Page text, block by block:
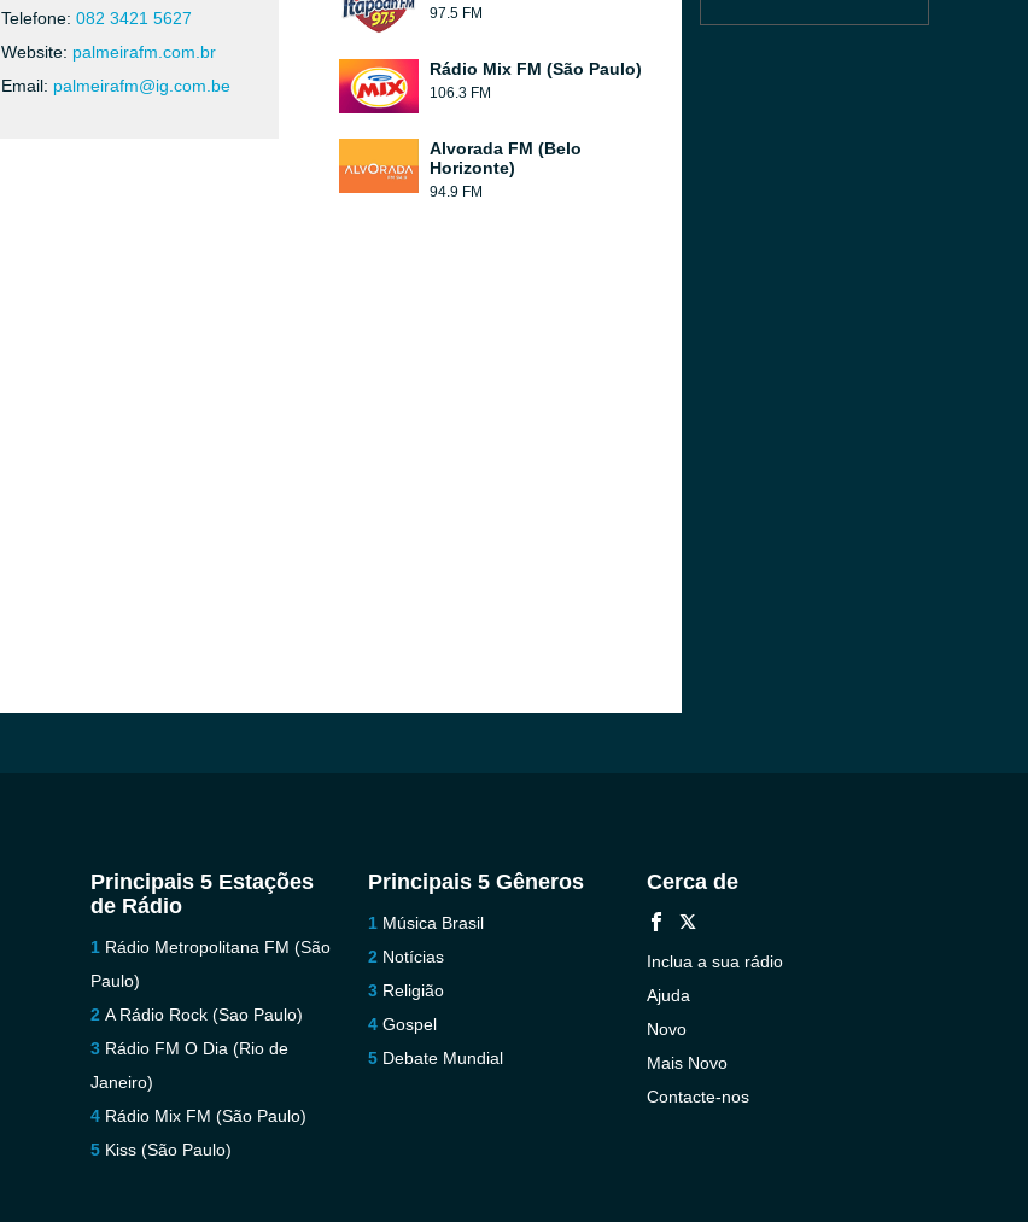
Telefone: 082 3421 5627
Website: palmeirafm.com.br
Email: palmeirafm@ig.com.be
97.5 FM
Rádio Mix FM (São Paulo)
106.3 FM
Alvorada FM (Belo
Horizonte)
94.9 FM
Principais 5 Estações
de Rádio
Rádio Metropolitana FM (São
Paulo)
A Rádio Rock (Sao Paulo)
Rádio FM O Dia (Rio de
Janeiro)
Rádio Mix FM (São Paulo)
Kiss (São Paulo)
Principais 5 Gêneros
Música Brasil
Notícias
Religião
Gospel
Debate Mundial
Cerca de
Inclua a sua rádio
Ajuda
Novo
Mais Novo
Contacte-nos